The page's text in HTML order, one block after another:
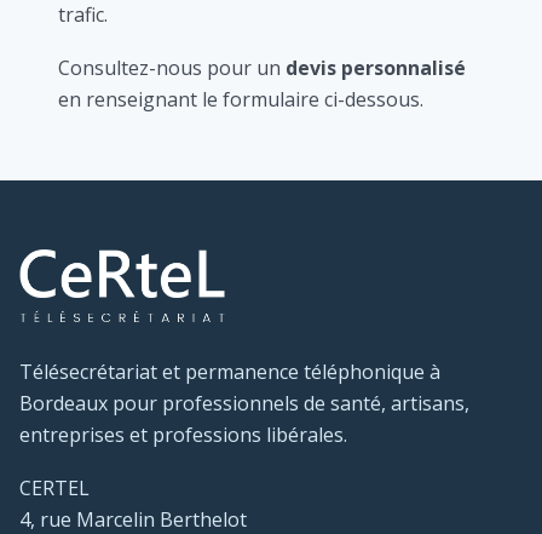
trafic.
Consultez-nous pour un devis personnalisé
en renseignant le formulaire ci-dessous.
Télésecrétariat et permanence téléphonique à
Bordeaux pour professionnels de santé, artisans,
entreprises et professions libérales.
CERTEL
4, rue Marcelin Berthelot